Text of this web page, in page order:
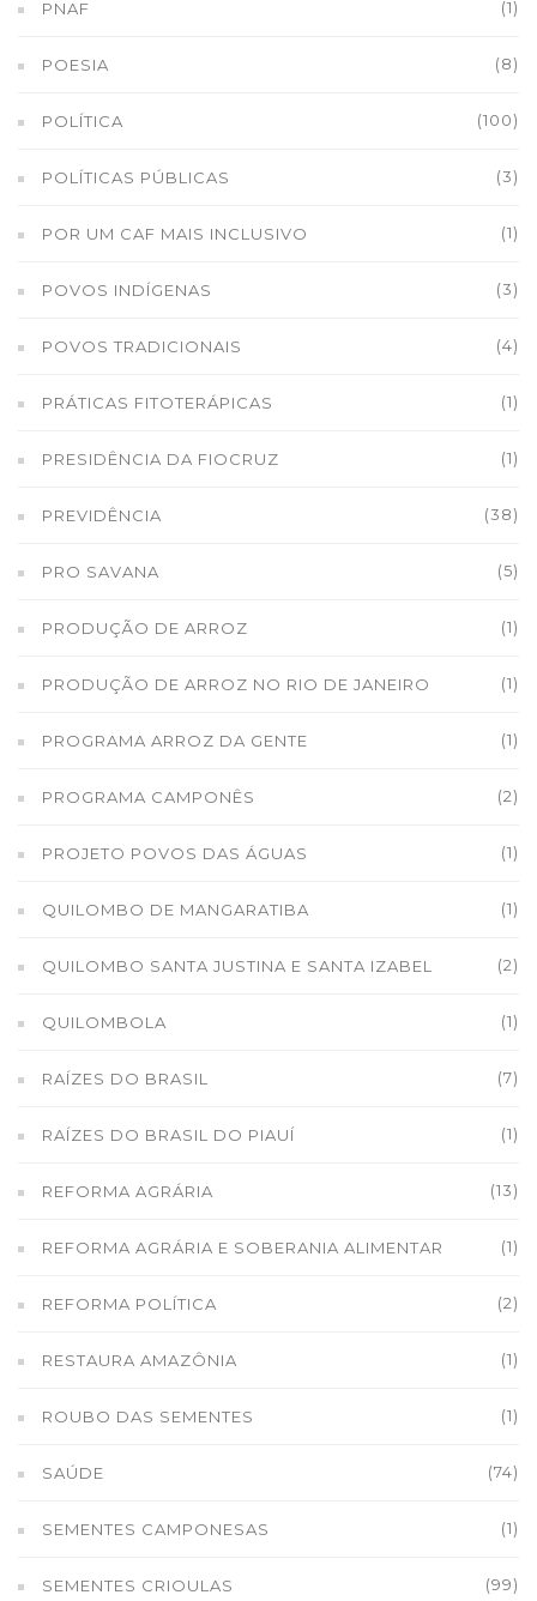
PNAF (1)
POESIA (8)
POLÍTICA (100)
POLÍTICAS PÚBLICAS (3)
POR UM CAF MAIS INCLUSIVO (1)
POVOS INDÍGENAS (3)
POVOS TRADICIONAIS (4)
PRÁTICAS FITOTERÁPICAS (1)
PRESIDÊNCIA DA FIOCRUZ (1)
PREVIDÊNCIA (38)
PRO SAVANA (5)
PRODUÇÃO DE ARROZ (1)
PRODUÇÃO DE ARROZ NO RIO DE JANEIRO (1)
PROGRAMA ARROZ DA GENTE (1)
PROGRAMA CAMPONÊS (2)
PROJETO POVOS DAS ÁGUAS (1)
QUILOMBO DE MANGARATIBA (1)
QUILOMBO SANTA JUSTINA E SANTA IZABEL (2)
QUILOMBOLA (1)
RAÍZES DO BRASIL (7)
RAÍZES DO BRASIL DO PIAUÍ (1)
REFORMA AGRÁRIA (13)
REFORMA AGRÁRIA E SOBERANIA ALIMENTAR (1)
REFORMA POLÍTICA (2)
RESTAURA AMAZÔNIA (1)
ROUBO DAS SEMENTES (1)
SAÚDE (74)
SEMENTES CAMPONESAS (1)
SEMENTES CRIOULAS (99)